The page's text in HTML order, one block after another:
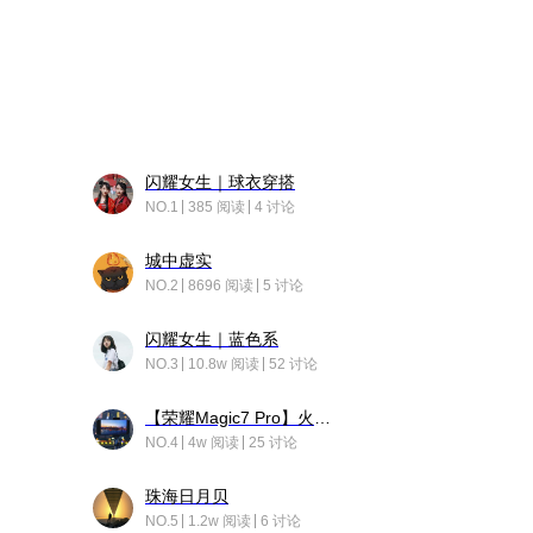
闪耀女生｜球衣穿搭
NO.1 385 阅读 4 讨论
城中虚实
NO.2 8696 阅读 5 讨论
闪耀女生｜蓝色系
NO.3 10.8w 阅读 52 讨论
NO.4 4w 阅读 25 讨论
珠海日月贝
NO.5 1.2w 阅读 6 讨论